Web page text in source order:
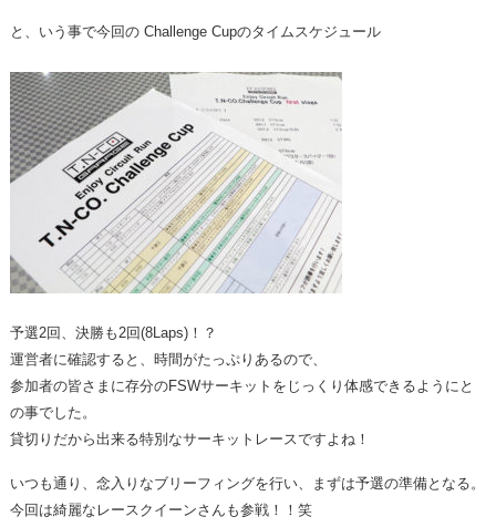
と、いう事で今回の Challenge Cupのタイムスケジュール
予選2回、決勝も2回(8Laps)！？
運営者に確認すると、時間がたっぷりあるので、
参加者の皆さまに存分のFSWサーキットをじっくり体感できるようにと
の事でした。
貸切りだから出来る特別なサーキットレースですよね！
いつも通り、念入りなブリーフィングを行い、まずは予選の準備となる。
今回は綺麗なレースクイーンさんも参戦！！笑